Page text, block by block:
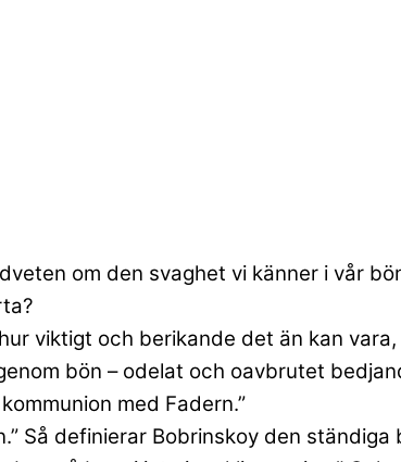
om den svaghet vi känner i vår
viktigt och berikande det än kan
bön – odelat och oavbrutet
med Fadern.”
Så definierar Bobrinskoy den